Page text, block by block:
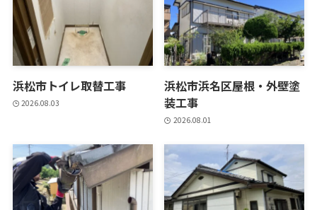
浜松市トイレ取替工事
2026.08.03
浜松市浜名区屋根・外壁塗
装工事
2026.08.01